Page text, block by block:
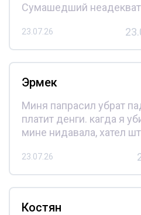
Сумашедший неадекват
23.07.26
Эрмек
Миня папрасил убрат
платит денги. кагда я
мине нидавала, хател
23.07.26
Костян